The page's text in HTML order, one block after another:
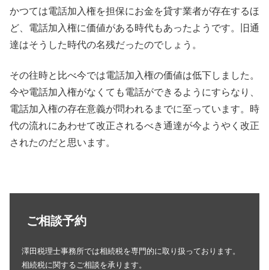
かつては電話加入権を担保にお金を貸す業者が存在するほ
ど、電話加入権に価値がある時代もあったようです。旧通
達はそうした時代の名残だったのでしょう。
その往時と比べ今では電話加入権の価値は低下しました。
今や電話加入権がなくても電話ができるようにすらなり、
電話加入権の存在意義が問われるまでに至っています。時
代の流れにあわせて改正されるべき通達が今ようやく改正
されたのだと思います。
ご相談予約
澤田税理士事務所では相続税を専門的に取り扱っております。
相続税に関するご相談を承ります。